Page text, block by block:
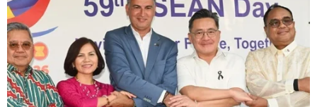
TIN CÙNG CHUYÊN MỤC
Đội tuyển Việt Nam đối đầu Malaysia
tại bán kết ASEAN Cup 2026
08/08/2026 15:53